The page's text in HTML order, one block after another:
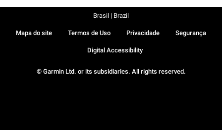
© Garmin Ltd. or its subsidiaries. All rights reserved.
Mapa do site Termos de Uso Privacidade Segurança
Digital Accessibility
Brasil | Brazil